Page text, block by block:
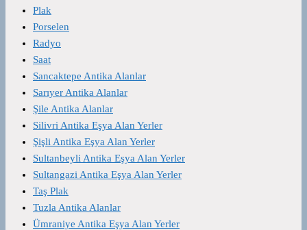
Plak
Porselen
Radyo
Saat
Sancaktepe Antika Alanlar
Sarıyer Antika Alanlar
Şile Antika Alanlar
Silivri Antika Eşya Alan Yerler
Şişli Antika Eşya Alan Yerler
Sultanbeyli Antika Eşya Alan Yerler
Sultangazi Antika Eşya Alan Yerler
Taş Plak
Tuzla Antika Alanlar
Ümraniye Antika Eşya Alan Yerler